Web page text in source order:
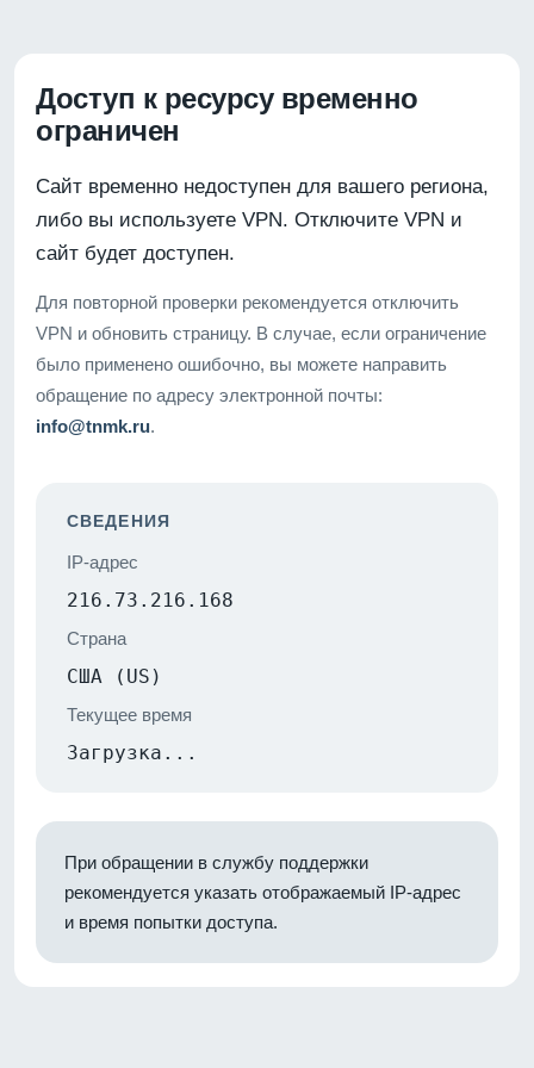
Доступ к ресурсу временно
ограничен
Сайт временно недоступен для вашего региона,
либо вы используете VPN. Отключите VPN и
сайт будет доступен.
Для повторной проверки рекомендуется отключить
VPN и обновить страницу. В случае, если ограничение
было применено ошибочно, вы можете направить
обращение по адресу электронной почты:
info@tnmk.ru.
СВЕДЕНИЯ
IP-адрес
216.73.216.168
Страна
США (US)
Текущее время
Загрузка...
При обращении в службу поддержки
рекомендуется указать отображаемый IP-адрес
и время попытки доступа.